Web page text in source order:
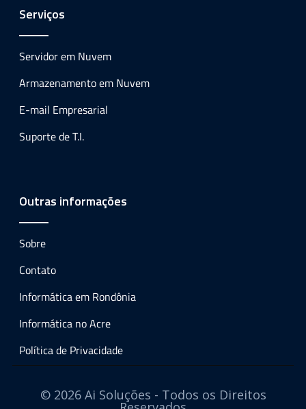
Serviços
Servidor em Nuvem
Armazenamento em Nuvem
E-mail Empresarial
Suporte de T.I.
Outras informações
Sobre
Contato
Informática em Rondônia
Informática no Acre
Política de Privacidade
© 2026 Ai Soluções - Todos os Direitos